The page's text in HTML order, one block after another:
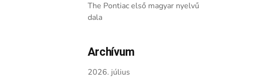
The Pontiac első magyar nyelvű
dala
Archívum
2026. július